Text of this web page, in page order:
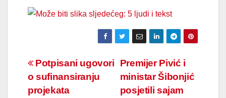
Navigacija
članaka
Premijer Pivić i
ministar Šibonjić
posjetili sajam
Potpisani ugovori
o sufinansiranju
projekata